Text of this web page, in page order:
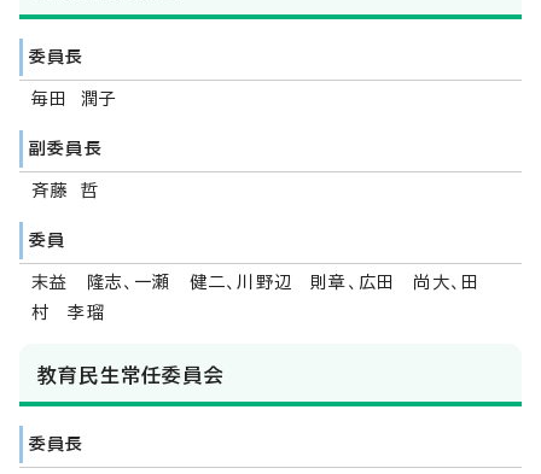
委員長
毎田 潤子
副委員長
斉藤 哲
委員
末益 隆志、一瀬 健二、川野辺 則章、広田 尚大、田
村 李瑠
教育民生常任委員会
委員長